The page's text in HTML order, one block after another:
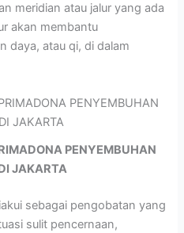
meridian atau jalur yang ada
akan membantu
daya, atau qi, di dalam
PENYEMBUHAN
JAKARTA
sebagai pengobatan yang
sulit pencernaan,